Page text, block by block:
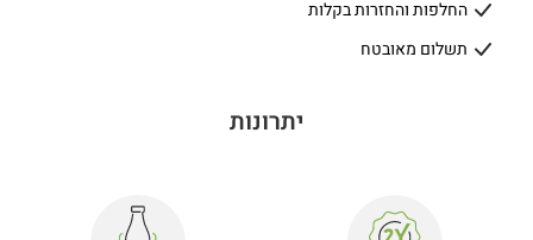
החלפות והחזרות בקלות
תשלום מאובטח
יתרונות